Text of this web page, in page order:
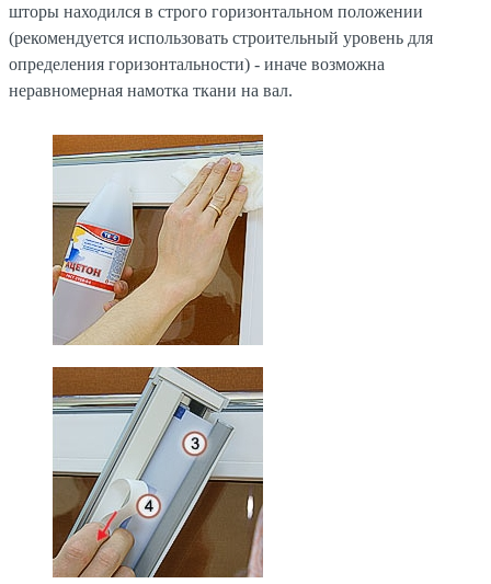
шторы находился в строго горизонтальном положении
(рекомендуется использовать строительный уровень для
определения горизонтальности) - иначе возможна
неравномерная намотка ткани на вал.